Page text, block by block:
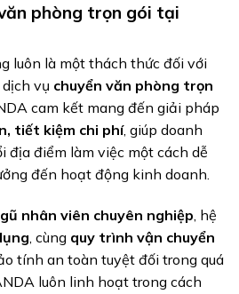
phòng trọn gói tại
luôn là một thách thức đối với
vụ chuyển văn phòng trọn
cam kết mang đến giải pháp
tiết kiệm chi phí, giúp doanh
địa điểm làm việc một cách dễ
đến hoạt động kinh doanh.
nhân viên chuyên nghiệp, hệ
, cùng quy trình vận chuyển
tính an toàn tuyệt đối trong quá
luôn linh hoạt trong cách